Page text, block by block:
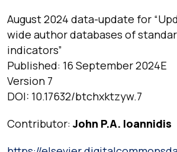
August 2024 data-update for
wide author databases of
indicators”
Published: 16 September 2024E
Version 7
DOI: 10.17632/btchxktzyw.7
Contributor:John P.A. Ioannidis